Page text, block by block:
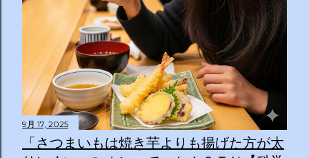
9月 17, 2025
「さつまいもは焼き芋よりも揚げた方が太